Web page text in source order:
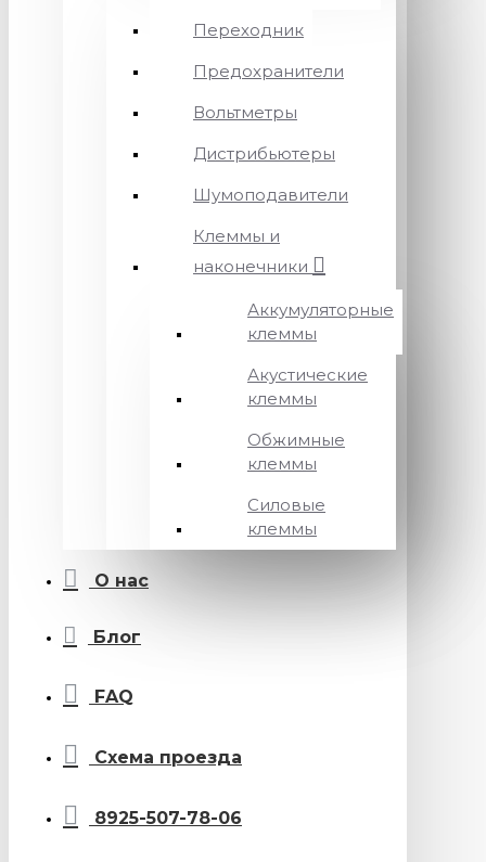
Переходник
Предохранители
Вольтметры
Дистрибьютеры
Шумоподавители
Клеммы и
наконечники
Аккумуляторные
клеммы
Акустические
клеммы
Обжимные
клеммы
Силовые
клеммы
О нас
Блог
FAQ
Схема проезда
8925-507-78-06